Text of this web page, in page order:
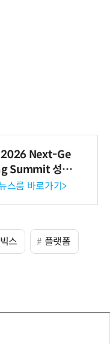
2026 Next-Ge
Summit 성황
스룸 바로가기>
스 플랫폼